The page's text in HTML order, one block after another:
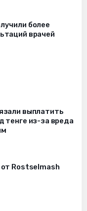
более
врачей
выплатить
тенге из-за вреда
от Rostselmash